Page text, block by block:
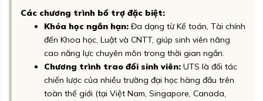
Các chương trình bổ trợ đặc biệt:
Khóa học ngắn hạn: Đa dạng từ Kế toán, Tài chính
đến Khoa học, Luật và CNTT, giúp sinh viên nâng
cao năng lực chuyên môn trong thời gian ngắn.
Chương trình trao đổi sinh viên: UTS là đối tác
chiến lược của nhiều trường đại học hàng đầu trên
toàn thế giới (tại Việt Nam, Singapore, Canada,